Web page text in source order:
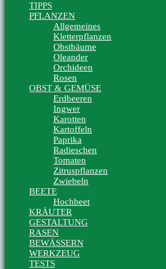
TIPPS
PFLANZEN
Allgemeines
Kletterpflanzen
Obstbäume
Oleander
Orchideen
Rosen
OBST & GEMÜSE
Erdbeeren
Ingwer
Karotten
Kartoffeln
Paprika
Radieschen
Tomaten
Zitruspflanzen
Zwiebeln
BEETE
Hochbeet
KRÄUTER
GESTALTUNG
RASEN
BEWÄSSERN
WERKZEUG
TESTS